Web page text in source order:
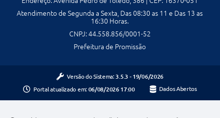
Atendimento de Segunda a Sexta, Das 08:30 as 11 e Das 13 as
16:30 Horas.
CNPJ: 44.558.856/0001-52
Prefeitura de Promissão
Versão do Sistema: 3.5.3 - 19/06/2026
Portal atualizado em: 06/08/2026 17:00 Dados Abertos